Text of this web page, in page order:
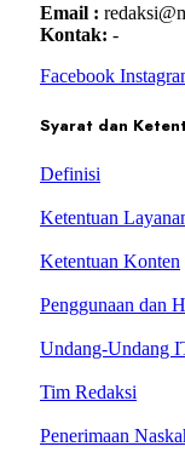
Email :
Kontak: -
Facebook
Syarat dan
Definisi
Ketentuan
Ketentuan Konten
Penggunaan dan
Undang-Undang
Tim Redaksi
Penerimaan